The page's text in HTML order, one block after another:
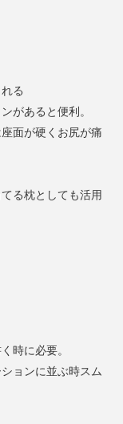
る
があると便利。
面が硬くお尻が痛
る枕としても活用
時に必要。
ョンに並ぶ時スム